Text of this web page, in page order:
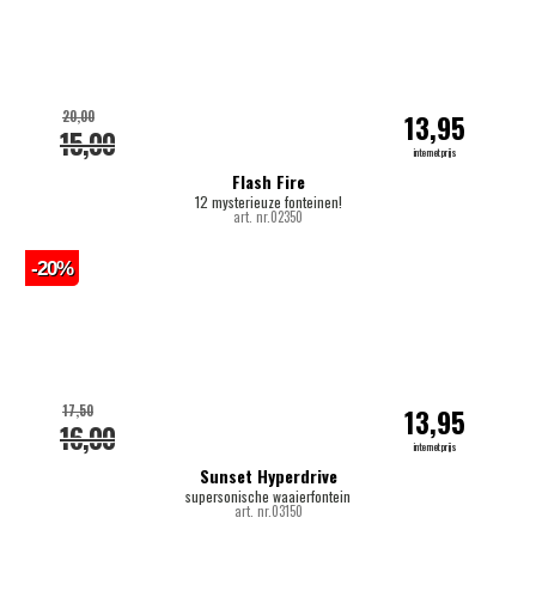
Flash Fire
12 mysterieuze fonteinen!
art. nr.02350
15,00
20,00 13,95
internetprijs
Sunset Hyperdrive
supersonische waaierfontein
art. nr.03150
16,00
17,50 13,95
internetprijs
-20%